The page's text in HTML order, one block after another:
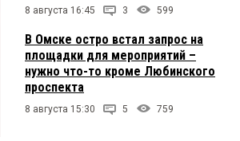
8 августа 16:45 3 599
В Омске остро встал запрос на
площадки для мероприятий –
нужно что-то кроме Любинского
проспекта
8 августа 15:30 5 759